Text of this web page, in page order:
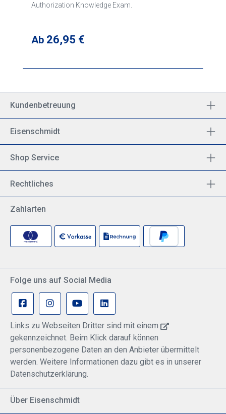
Authorization Knowledge Exam.
Regulärer Preis:
Ab 26,95 €
Kundenbetreuung
Eisenschmidt
Shop Service
Rechtliches
Zahlarten
Folge uns auf Social Media
Links zu Webseiten Dritter sind mit einem
gekennzeichnet. Beim Klick darauf können
personenbezogene Daten an den Anbieter übermittelt
werden. Weitere Informationen dazu gibt es in unserer
Datenschutzerklärung.
Über Eisenschmidt